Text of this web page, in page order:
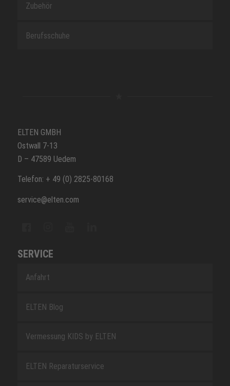
Zubehör
Berufsschuhe
ELTEN GMBH
Ostwall 7-13
D – 47589 Uedem
Telefon: + 49 (0) 2825-80168
service@elten.com
SERVICE
Anfahrt
ELTEN Blog
Vermessung KIDS by ELTEN
ELTEN Reparaturservice